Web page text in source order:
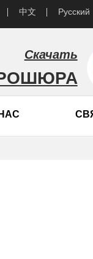
中文 Русский
Скачать